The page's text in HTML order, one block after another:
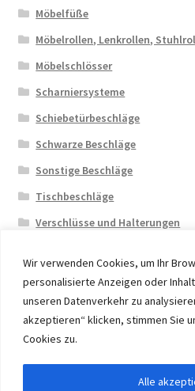
Wir verwenden Cookies, um Ihr
personalisierte Anzeigen oder
unseren Datenverkehr zu
akzeptieren“ klicken, stimmen Sie
Cookies zu.
Alle
Möbelfüße
Möbelrollen, Lenkrollen,
Möbelschlösser
Scharniersysteme
Schiebetürbeschläge
Schwarze Beschläge
Sonstige Beschläge
Tischbeschläge
Verschlüsse und Halterungen
© 2026 Eruon Trade UG,